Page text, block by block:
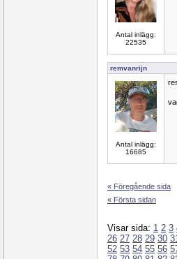
Antal inlägg:
22535
remvanrijn
Antal inlägg:
16685
« Föregående sida
« Första sidan
Visar sida: 1 2 3
26 27 28 29 30
52 53 54 55 56